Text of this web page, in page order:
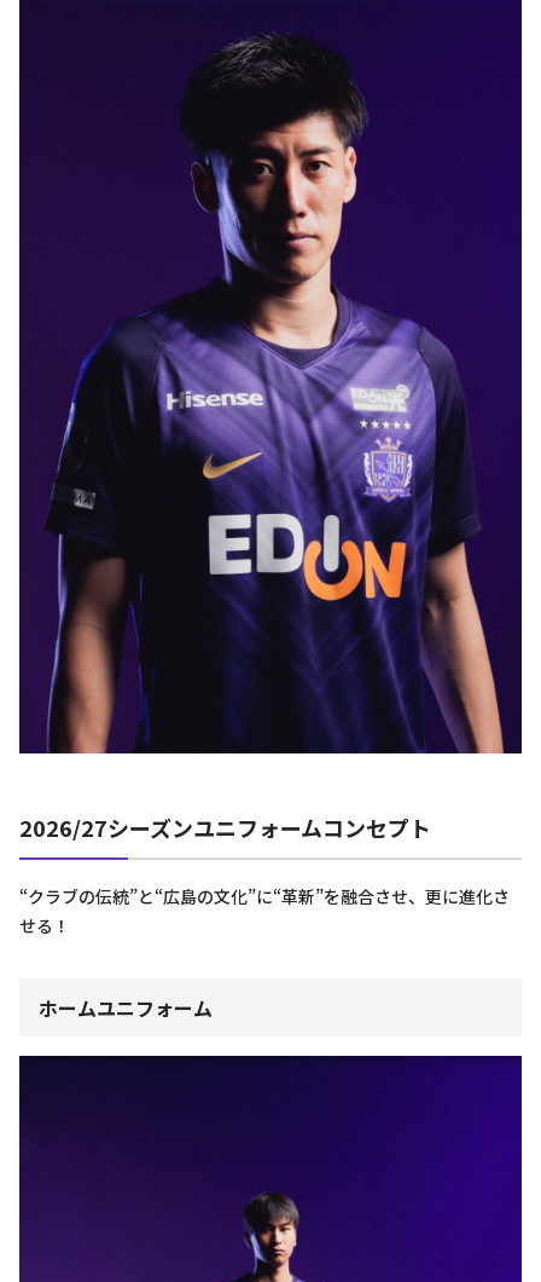
2026/27シーズンユニフォームコンセプト
“クラブの伝統”と“広島の文化”に“革新”を融合させ、更に進化さ
せる！
ホームユニフォーム